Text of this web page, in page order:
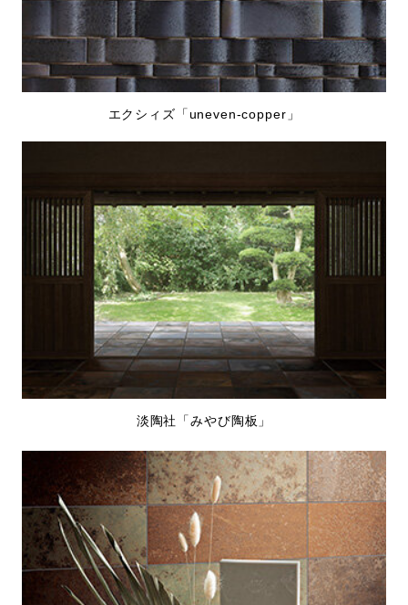
エクシィズ「uneven-copper」
淡陶社「みやび陶板」